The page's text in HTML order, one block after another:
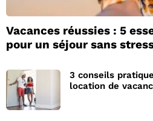
Vacances réussies : 5
pour un séjour sans
3 conseils
location de